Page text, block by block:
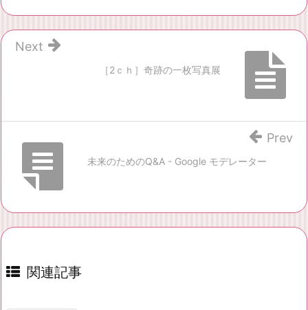
［2ｃｈ］奇跡の一枚写真展
Next
未来のためのQ&A - Google モデレーター
Prev
関連記事